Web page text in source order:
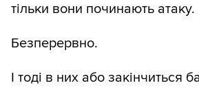
тільки вони починають атаку.
Безперервно.
І тоді в них або закінчиться